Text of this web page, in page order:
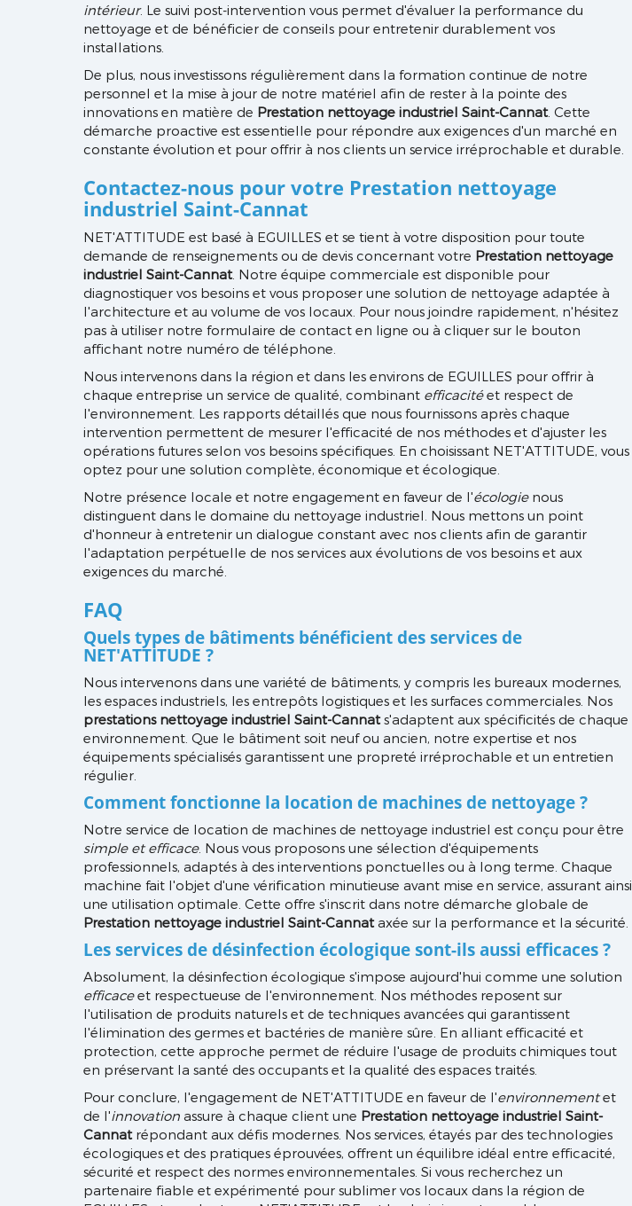
intérieur. Le suivi post-intervention vous permet d'évaluer la performance du
nettoyage et de bénéficier de conseils pour entretenir durablement vos
installations.
De plus, nous investissons régulièrement dans la formation continue de notre
personnel et la mise à jour de notre matériel afin de rester à la pointe des
innovations en matière de Prestation nettoyage industriel Saint-Cannat. Cette
démarche proactive est essentielle pour répondre aux exigences d'un marché en
constante évolution et pour offrir à nos clients un service irréprochable et durable.
Contactez-nous pour votre Prestation nettoyage
industriel Saint-Cannat
NET'ATTITUDE est basé à EGUILLES et se tient à votre disposition pour toute
demande de renseignements ou de devis concernant votre Prestation nettoyage
industriel Saint-Cannat. Notre équipe commerciale est disponible pour
diagnostiquer vos besoins et vous proposer une solution de nettoyage adaptée à
l'architecture et au volume de vos locaux. Pour nous joindre rapidement, n'hésitez
pas à utiliser notre formulaire de contact en ligne ou à cliquer sur le bouton
affichant notre numéro de téléphone.
Nous intervenons dans la région et dans les environs de EGUILLES pour offrir à
chaque entreprise un service de qualité, combinant efficacitéet respect de
l'environnement. Les rapports détaillés que nous fournissons après chaque
intervention permettent de mesurer l'efficacité de nos méthodes et d'ajuster les
opérations futures selon vos besoins spécifiques. En choisissant NET'ATTITUDE, vous
optez pour une solution complète, économique et écologique.
Notre présence locale et notre engagement en faveur de l'écologienous
distinguent dans le domaine du nettoyage industriel. Nous mettons un point
d'honneur à entretenir un dialogue constant avec nos clients afin de garantir
l'adaptation perpétuelle de nos services aux évolutions de vos besoins et aux
exigences du marché.
FAQ
Quels types de bâtiments bénéficient des services de
NET'ATTITUDE ?
Nous intervenons dans une variété de bâtiments, y compris les bureaux modernes,
les espaces industriels, les entrepôts logistiques et les surfaces commerciales. Nos
prestations nettoyage industriel Saint-Cannats'adaptent aux spécificités de chaque
environnement. Que le bâtiment soit neuf ou ancien, notre expertise et nos
équipements spécialisés garantissent une propreté irréprochable et un entretien
régulier.
Comment fonctionne la location de machines de nettoyage ?
Notre service de location de machines de nettoyage industriel est conçu pour être
simple et efficace. Nous vous proposons une sélection d'équipements
professionnels, adaptés à des interventions ponctuelles ou à long terme. Chaque
machine fait l'objet d'une vérification minutieuse avant mise en service, assurant ainsi
une utilisation optimale. Cette offre s'inscrit dans notre démarche globale de
Prestation nettoyage industriel Saint-Cannataxée sur la performance et la sécurité.
Les services de désinfection écologique sont-ils aussi efficaces ?
Absolument, la désinfection écologique s'impose aujourd'hui comme une solution
efficaceet respectueuse de l'environnement. Nos méthodes reposent sur
l'utilisation de produits naturels et de techniques avancées qui garantissent
l'élimination des germes et bactéries de manière sûre. En alliant efficacité et
protection, cette approche permet de réduire l'usage de produits chimiques tout
en préservant la santé des occupants et la qualité des espaces traités.
Pour conclure, l'engagement de NET'ATTITUDE en faveur de l'environnementet
de l'innovation assure à chaque client une Prestation nettoyage industriel Saint-
Cannatrépondant aux défis modernes. Nos services, étayés par des technologies
écologiques et des pratiques éprouvées, offrent un équilibre idéal entre efficacité,
sécurité et respect des normes environnementales. Si vous recherchez un
partenaire fiable et expérimenté pour sublimer vos locaux dans la région de